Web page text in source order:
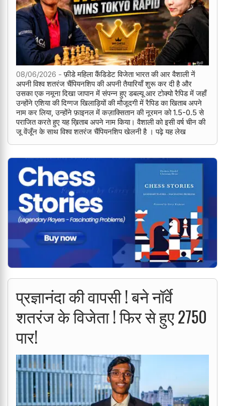
08/06/2026 - फ़ीडे महिला कैंडिडेट विजेता भारत की आर वैशाली नें
अपनी विश्व शतरंज चैंपियनशिप की अपनी तैयारियाँ शुरू कर दी है और
उसका एक नमूना दिखा जापान में संपन्न हुए डबल्यू आर टोक्यो रैपिड में जहाँ
उन्होंने एशिया की दिग्गज खिलाड़ियों की मौजूदगी में रैपिड का खिताब अपने
नाम कर लिया, उन्होंने फ़ाइनल में कज़ाक्सितान की नूरमन को 1.5-0.5 से
पराजित करते हुए यह ख़िताब अपने नाम किया। वैशाली को इसी वर्ष चीन की
जू वेंजूँन के साथ विश्व शतरंज चैंपियनशिप खेलनी है । पढ़े यह लेख
प्रज्ञानंदा की वापसी ! बने नॉर्वे
शतरंज के विजेता ! फिर से हुए 2750
पार!